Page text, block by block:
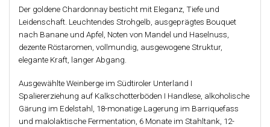
Der goldene Chardonnay besticht mit Eleganz, Tiefe und
Leidenschaft. Leuchtendes Strohgelb, ausgeprägtes Bouquet
nach Banane und Apfel, Noten von Mandel und Haselnuss,
dezente Röstaromen, vollmundig, ausgewogene Struktur,
elegante Kraft, langer Abgang.
Ausgewählte Weinberge im Südtiroler Unterland I
Spaliererziehung auf Kalkschotterböden I Handlese, alkoholische
Gärung im Edelstahl, 18-monatige Lagerung im Barriquefass
und malolaktische Fermentation, 6 Monate im Stahltank, 12-